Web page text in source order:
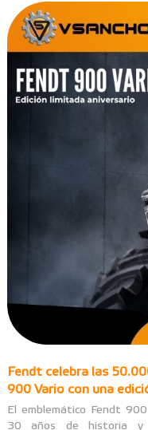
Fendt celebra las
900 Vario con una
El emblemático Fendt
30 años de historia y